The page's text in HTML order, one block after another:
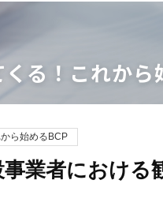
る！これから
ら始めるBCP
業者における